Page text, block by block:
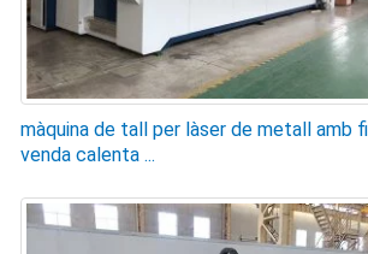
màquina de tall per làser de metall amb
venda calenta ...